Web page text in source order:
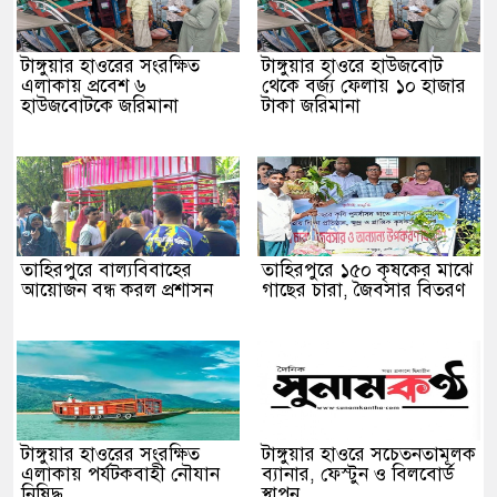
টাঙ্গুয়ার হাওরের সংরক্ষিত
এলাকায় প্রবেশ ৬
হাউজবোটকে জরিমানা
টাঙ্গুয়ার হাওরে হাউজবোট
থেকে বর্জ্য ফেলায় ১০ হাজার
টাকা জরিমানা
তাহিরপুরে বাল্যবিবাহের
আয়োজন বন্ধ করল প্রশাসন
তাহিরপুরে ১৫০ কৃষকের মাঝে
গাছের চারা, জৈবসার বিতরণ
টাঙ্গুয়ার হাওরের সংরক্ষিত
এলাকায় পর্যটকবাহী নৌযান
টাঙ্গুয়ার হাওরে সচেতনতামূলক
ব্যানার, ফেস্টুন ও বিলবোর্ড